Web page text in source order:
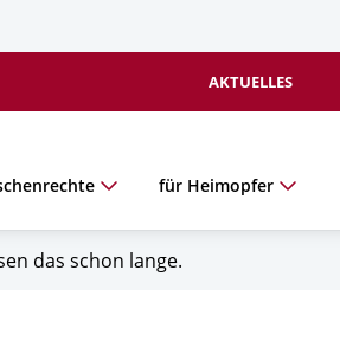
AKTUELLES
für Heimopfer
das schon lange.